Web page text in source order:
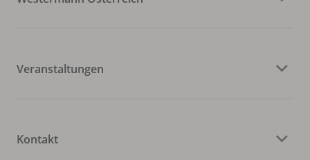
Veranstaltungen
Kontakt